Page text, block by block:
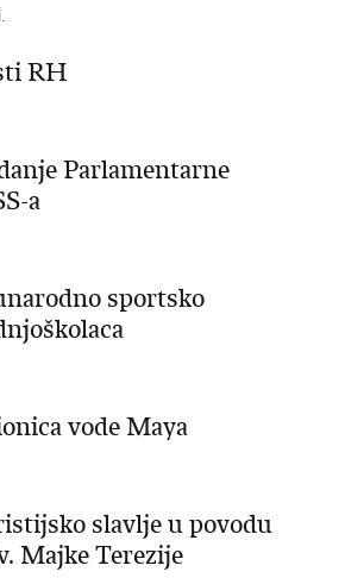
RH
Parlamentarne
a
sportsko
vode Maya
slavlje u povodu
Majke Terezije